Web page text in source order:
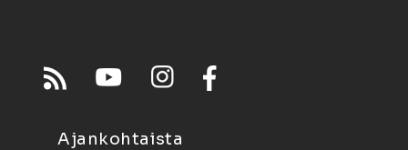
Ajankohtaista